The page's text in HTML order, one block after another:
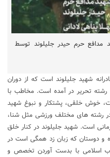
مدافع حرم حیدر جلیلوند توسط
شهید جلیلوند است که از دوران
تحریر در آمده است. مخاطب با
خوش خلقی، پشتکار و نبوغ شهید
رشته های مختلف ورزشی مثل شنا،
است. شهید جلیلوند در کنار خلق
و دوستان که زبان زد همگی است در
اسلامی با بدست آوردن تخصص و